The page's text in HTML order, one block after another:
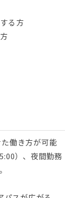
る方
働き方が可能
）、夜間勤